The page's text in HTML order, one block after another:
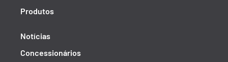
Produtos
Notícias
Concessionários